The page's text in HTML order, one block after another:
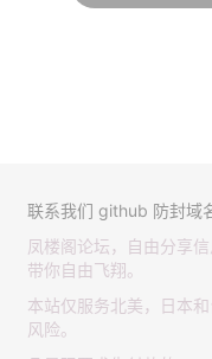
联系我们 github 防封域
凤楼阁论坛，自由分享
带你自由飞翔。
本站仅服务北美，日本
风险。